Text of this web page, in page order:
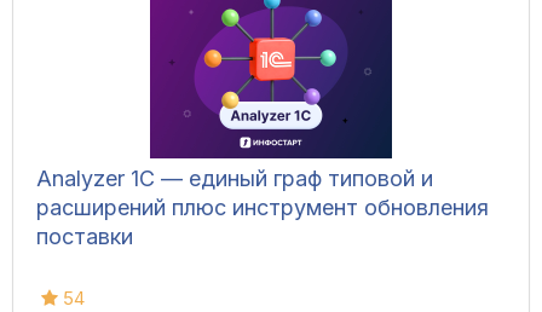
Analyzer 1C — единый граф типовой и
расширений плюс инструмент обновления
поставки
54